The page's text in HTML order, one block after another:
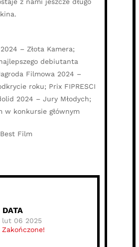
z nami jeszcze długo
– Złota Kamera;
debiutanta
Filmowa 2024 –
roku; Prix FIPRESCI
2024 – Jury Młodych;
w konkursie głównym
Film
DATA
lut 06 2025
Zakończone!